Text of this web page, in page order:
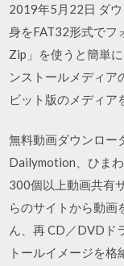
2019年5月22日 ダ
身をFAT32形式でフ
Zip」を使うと簡単
ンストールメディア
ビット版のメディア
無料動画ダウンロー
Dailymotion、ひま
300個以上動画共有
らのサイトから動画
ん、再 CD／DVDド
トールイメージを